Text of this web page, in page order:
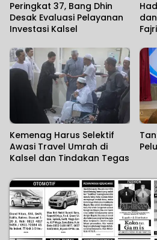
Peringkat 37, Bang Dhin
Desak Evaluasi Pelayanan
Investasi Kalsel
Kemenag Harus Selektif
Awasi Travel Umrah di
Kalsel dan Tindakan Tegas